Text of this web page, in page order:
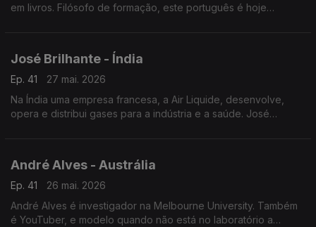
em livros. Filósofo de formação, este português é hoje
José Brilhante - Índia
Ep. 41
27 mai. 2026
Na Índia uma empresa francesa, a Air Liquide, desenvolve,
opera e distribui gases para a indústria e a saúde. José
André Alves - Austrália
Ep. 41
26 mai. 2026
André Alves é investigador na Melbourne University. Também
é YouTuber, e modelo quando não está no laboratório a